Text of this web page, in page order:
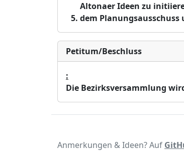
Altonaer Ideen zu
dem
Petitum/Beschluss
:
Die Bezirksversammlung
Anmerkungen & Ideen? Auf